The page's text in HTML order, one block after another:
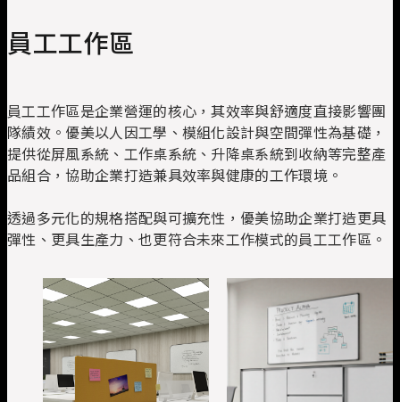
員工工作區
員工工作區是企業營運的核心，其效率與舒適度直接影響團
隊績效。優美以人因工學、模組化設計與空間彈性為基礎，
提供從屏風系統、工作桌系統、升降桌系統到收納等完整產
品組合，協助企業打造兼具效率與健康的工作環境。
透過多元化的規格搭配與可擴充性，優美協助企業打造更具
彈性、更具生產力、也更符合未來工作模式的員工工作區。